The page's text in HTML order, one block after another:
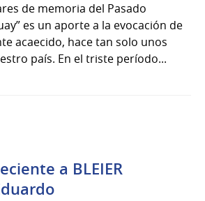
de memoria del Pasado
es un aporte a la evocación de
acaecido, hace tan solo unos
país. En el triste período...
a BLEIER